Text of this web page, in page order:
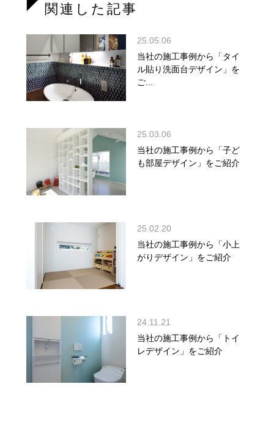
関連した記事
25.05.06
当社の施工事例から「タイ
ル貼り洗面台デザイン」を
ご...
25.03.06
当社の施工事例から「子ど
も部屋デザイン」をご紹介
25.02.20
当社の施工事例から「小上
がりデザイン」をご紹介
24.11.21
当社の施工事例から「トイ
レデザイン」をご紹介